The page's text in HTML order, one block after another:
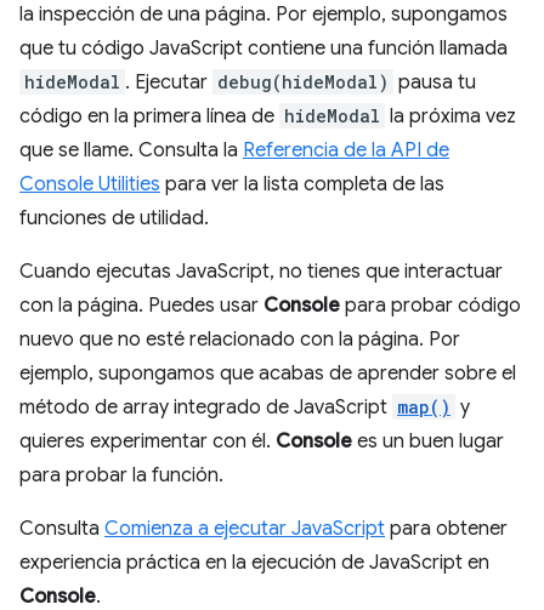
la inspección de una página. Por ejemplo, supongamos
que tu código JavaScript contiene una función llamada
hideModal . Ejecutar debug(hideModal) pausa tu
código en la primera línea de hideModal la próxima vez
que se llame. Consulta la Referencia de la API de
Console Utilities para ver la lista completa de las
funciones de utilidad.
Cuando ejecutas JavaScript, no tienes que interactuar
con la página. Puedes usar Console para probar código
nuevo que no esté relacionado con la página. Por
ejemplo, supongamos que acabas de aprender sobre el
método de array integrado de JavaScript map() y
quieres experimentar con él. Console es un buen lugar
para probar la función.
Consulta Comienza a ejecutar JavaScript para obtener
experiencia práctica en la ejecución de JavaScript en
Console.